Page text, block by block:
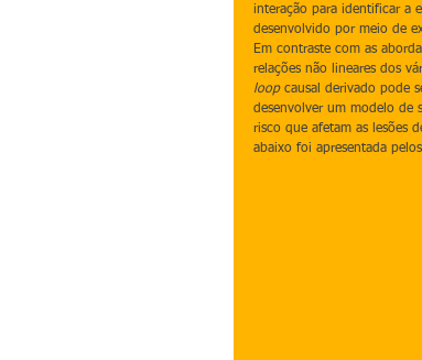
interação para identificar a
desenvolvido por meio de
Em contraste com as
relações não lineares dos
loop causal derivado pode
desenvolver um modelo de
risco que afetam as lesões
abaixo foi apresentada